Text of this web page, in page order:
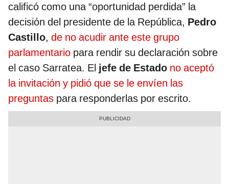
calificó como una “oportunidad perdida” la
decisión del presidente de la República, Pedro
Castillo, de no acudir ante este grupo
parlamentario para rendir su declaración sobre
el caso Sarratea. El jefe de Estado no aceptó
la invitación y pidió que se le envíen las
preguntas para responderlas por escrito.